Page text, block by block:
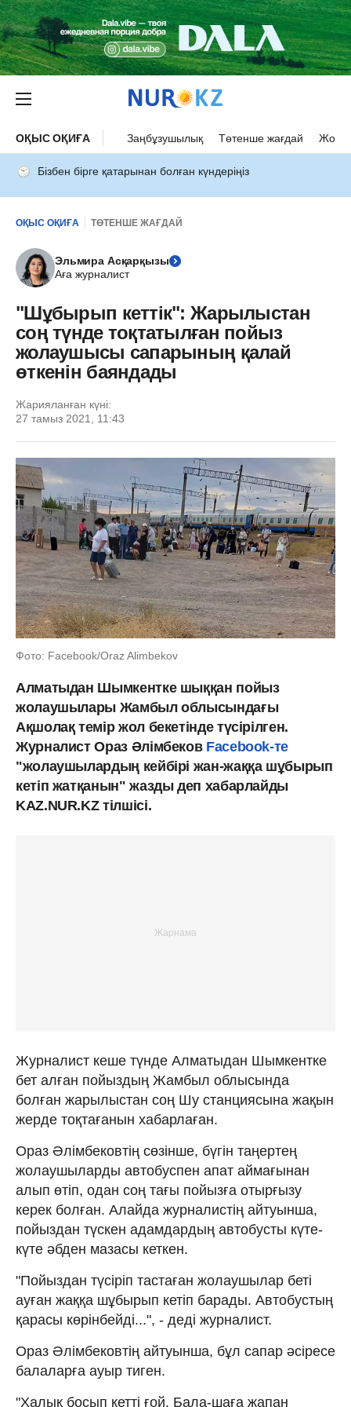
ОҚЫС ОҚИҒА Заңбұзушылық Төтенше жағдай Жол
Бізбен бірге қатарынан болған күндеріңіз
ОҚЫС ОҚИҒА ТӨТЕНШЕ ЖАҒДАЙ
Эльмира Асқарқызы
Аға журналист
"Шұбырып кеттік": Жарылыстан
соң түнде тоқтатылған пойыз
жолаушысы сапарының қалай
өткенін баяндады
Жарияланған күні:
27 тамыз 2021, 11:43
Фото: Facebook/Oraz Alimbekov
Алматыдан Шымкентке шыққан пойыз
жолаушылары Жамбыл облысындағы
Ақшолақ темір жол бекетінде түсірілген.
Журналист Ораз ӘлімбековFacebook-те
"жолаушылардың кейбірі жан-жаққа шұбырып
кетіп жатқанын" жазды деп хабарлайды
KAZ.NUR.KZ тілшісі.
Журналист кеше түнде Алматыдан Шымкентке
бет алған пойыздың Жамбыл облысында
болған жарылыстан соң Шу станциясына жақын
жерде тоқтағанын хабарлаған.
Ораз Әлімбековтің сөзінше, бүгін таңертең
жолаушыларды автобуспен апат аймағынан
алып өтіп, одан соң тағы пойызға отырғызу
керек болған. Алайда журналистің айтуынша,
пойыздан түскен адамдардың автобусты күте-
күте әбден мазасы кеткен.
"Пойыздан түсіріп тастаған жолаушылар беті
ауған жаққа шұбырып кетіп барады. Автобустың
қарасы көрінбейді...", - деді журналист.
Ораз Әлімбековтің айтуынша, бұл сапар әсіресе
балаларға ауыр тиген.
"Халық босып кетті ғой. Бала-шаға жапан